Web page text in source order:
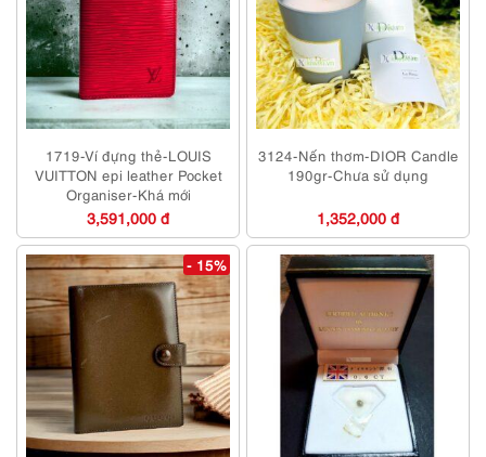
1719-Ví đựng thẻ-LOUIS
VUITTON epi leather Pocket
Organiser-Khá mới
3,591,000 đ
3124-Nến thơm-DIOR Candle
190gr-Chưa sử dụng
1,352,000 đ
- 15%